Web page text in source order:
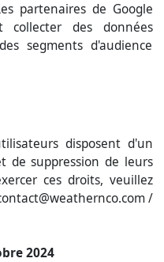
partenaires de Google
collecter des données
segments d'audience
disposent d'un
de suppression de leurs
ces droits, veuillez
/
2024